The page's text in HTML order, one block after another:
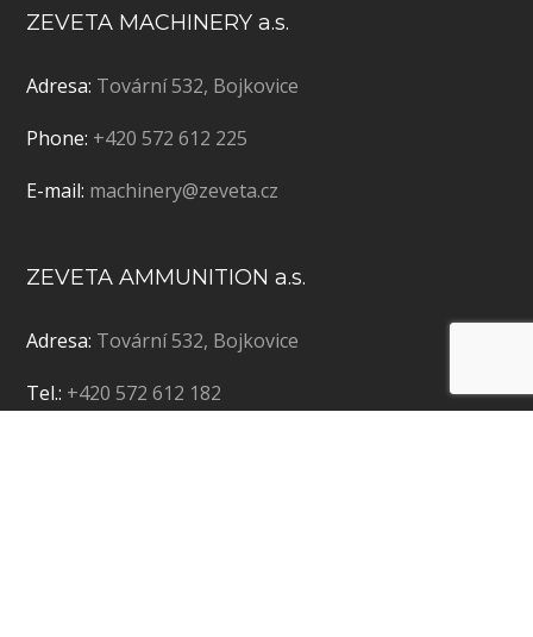
ZEVETA MACHINERY a.s.
Adresa: Tovární 532, Bojkovice
Phone: +420 572 612 225
E-mail: machinery@zeveta.cz
ZEVETA AMMUNITION a.s.
Adresa: Tovární 532, Bojkovice
Tel.: +420 572 612 182